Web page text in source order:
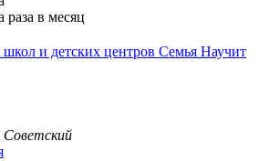
в месяц
школ и детских центров Семья Научит